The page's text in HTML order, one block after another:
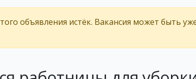
объявления истёк. Вакансия может быть